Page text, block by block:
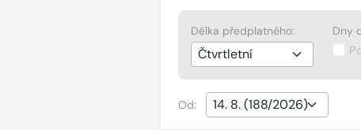
Délka předplatného: Dny
Od: